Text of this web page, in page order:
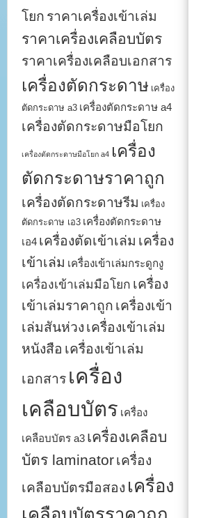
โยก ราคาเครื่องเข้าเล่ม
ราคาเครื่องเคลือบบัตร
ราคาเครื่องเคลือบเอกสาร
เครื่องตัดกระดาษ เครื่อง
ตัดกระดาษ a3 เครื่องตัดกระดาษ a4
เครื่องตัดกระดาษมือโยก
เครื่องตัดกระดาษมือโยก a4 เครื่อง
ตัดกระดาษราคาถูก
เครื่องตัดกระดาษรีม เครื่อง
ตัดกระดาษ เอ3 เครื่องตัดกระดาษ
เอ4 เครื่องตัดเข้าเล่ม เครื่อง
เข้าเล่ม เครื่องเข้าเล่มกระดูกงู
เครื่องเข้าเล่มมือโยก เครื่อง
เข้าเล่มราคาถูก เครื่องเข้า
เล่มสันห่วง เครื่องเข้าเล่ม
หนังสือ เครื่องเข้าเล่ม
เอกสาร เครื่อง
เคลือบบัตร เครื่อง
เคลือบบัตร a3 เครื่องเคลือบ
บัตร laminatorเครื่อง
เคลือบบัตรมือสอง เครื่อง